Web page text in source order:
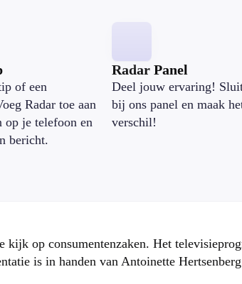
of een
Radar toe aan
op je telefoon en
bericht.
Radar Panel
Deel jouw ervaring!
bij ons panel en maak
verschil!
kijk op consumentenzaken. Het
is in handen van Antoinette